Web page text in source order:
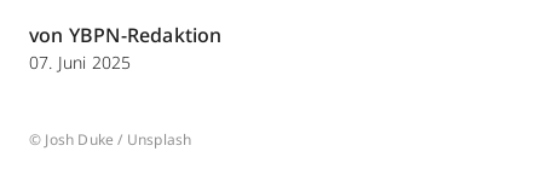
von YBPN-Redaktion
07. Juni 2025
© Josh Duke / Unsplash